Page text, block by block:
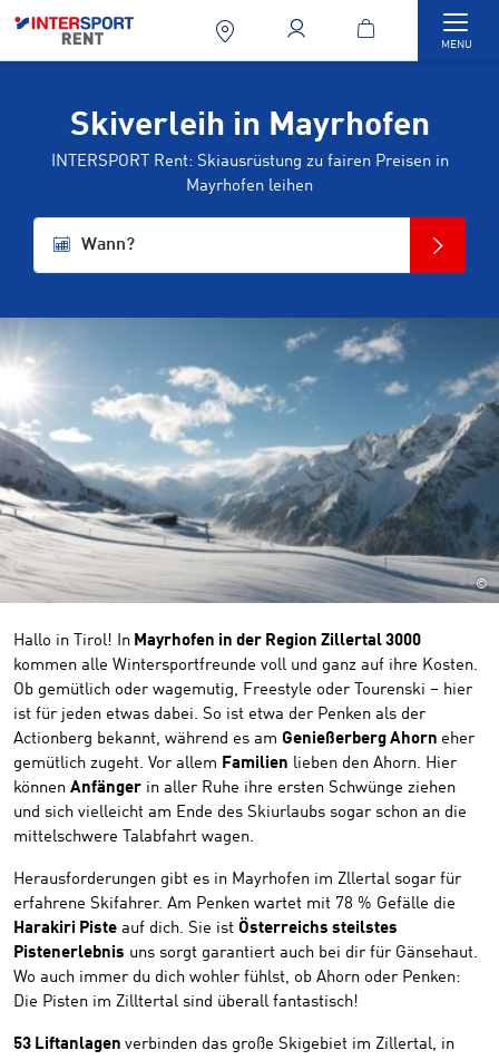
MENU
Skiverleih in Mayrhofen
INTERSPORT Rent: Skiausrüstung zu fairen Preisen in
Mayrhofen leihen
Wann?
©
Hallo in Tirol! In Mayrhofen in der Region Zillertal 3000
kommen alle Wintersportfreunde voll und ganz auf ihre Kosten.
Ob gemütlich oder wagemutig, Freestyle oder Tourenski – hier
ist für jeden etwas dabei. So ist etwa der Penken als der
Actionberg bekannt, während es am Genießerberg Ahorn eher
gemütlich zugeht. Vor allem Familien lieben den Ahorn. Hier
können Anfänger in aller Ruhe ihre ersten Schwünge ziehen
und sich vielleicht am Ende des Skiurlaubs sogar schon an die
mittelschwere Talabfahrt wagen.
Herausforderungen gibt es in Mayrhofen im Zllertal sogar für
erfahrene Skifahrer. Am Penken wartet mit 78 % Gefälle die
Harakiri Piste auf dich. Sie ist Österreichs steilstes
Pistenerlebnis uns sorgt garantiert auch bei dir für Gänsehaut.
Wo auch immer du dich wohler fühlst, ob Ahorn oder Penken:
Die Pisten im Zilltertal sind überall fantastisch!
53 Liftanlagen verbinden das große Skigebiet im Zillertal, in